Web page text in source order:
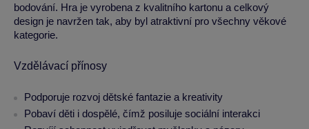
bodování. Hra je vyrobena z kvalitního kartonu a celkový
design je navržen tak, aby byl atraktivní pro všechny věkové
kategorie.
Vzdělávací přínosy
Podporuje rozvoj dětské fantazie a kreativity
Pobaví děti i dospělé, čímž posiluje sociální interakci